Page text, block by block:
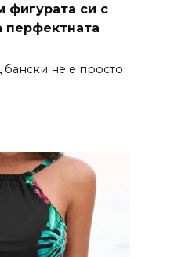
фигурата си с
перфектната
не е просто